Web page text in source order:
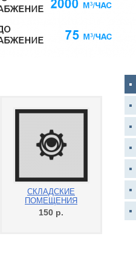
СКЛАДСКИЕ
ПОМЕЩЕНИЯ
150 р.